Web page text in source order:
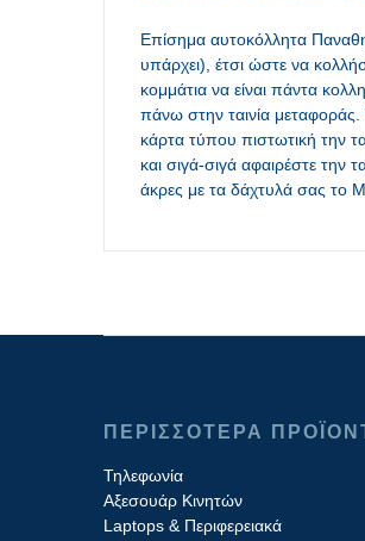
Επίσημα αυτοκόλλητα
υπάρχει), έτσι ώστε να
κομμάτια να είναι πάντα
πάνω στην ταινία
κάρτα τύπου πιστωτική την
και σιγά-σιγά αφαιρέστε την
άκρες με τα δάχτυλά σας το
ΠΕΡΙΣΣΟΤΕΡΑ
Τηλεφωνία
Αξεσουάρ Κινητών
Laptops & Περιφερειακά